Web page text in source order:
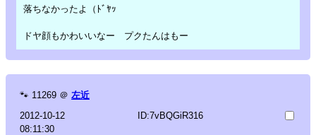
落ちなかったよ（ﾄﾞﾔｯ
ドヤ顔もかわいいなー プクたんはもー
🐾 11269 ＠ 左近
2012-10-12
08:11:30
ID:7vBQGiR316